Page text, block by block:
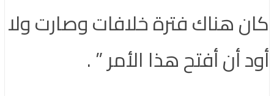
كان هناك فترة خلافات وصارت ولا
أود أن أفتح هذا الأمر ” .